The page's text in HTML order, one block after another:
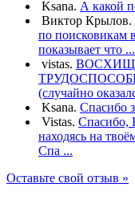
Ksana. А какой
Виктор Крылов.
по поисковикам
показывает что ...
vistas.
(случайно
Ksana. Спасибо
Vistas. Спасибо,
находясь на
Спа ...
Оставьте свой отзыв »